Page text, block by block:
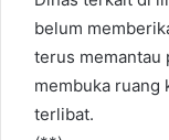
belum
terus memantau
membuka ruang
terlibat.